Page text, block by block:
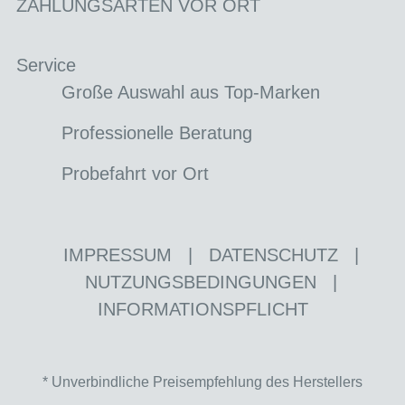
ZAHLUNGSARTEN VOR ORT
Service
Große Auswahl aus Top-Marken
Professionelle Beratung
Probefahrt vor Ort
IMPRESSUM DATENSCHUTZ
NUTZUNGSBEDINGUNGEN
INFORMATIONSPFLICHT
* Unverbindliche Preisempfehlung des Herstellers